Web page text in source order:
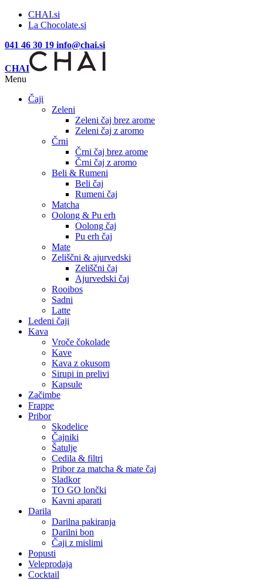
CHAI.si
La Chocolate.si
041 46 30 19 info@chai.si
CHAI
Menu
Čaji
Zeleni
Zeleni čaj brez arome
Zeleni čaj z aromo
Črni
Črni čaj brez arome
Črni čaj z aromo
Beli & Rumeni
Beli čaj
Rumeni čaj
Matcha
Oolong & Pu erh
Oolong čaj
Pu erh čaj
Mate
Zeliščni & ajurvedski
Zeliščni čaj
Ajurvedski čaj
Rooibos
Sadni
Latte
Ledeni čaji
Kava
Vroče čokolade
Kave
Kava z okusom
Sirupi in prelivi
Kapsule
Začimbe
Frappe
Pribor
Skodelice
Čajniki
Šatulje
Cedila & filtri
Pribor za matcha & mate čaj
Sladkor
TO GO lončki
Kavni aparati
Darila
Darilna pakiranja
Darilni bon
Čaji z mislimi
Popusti
Veleprodaja
Cocktail